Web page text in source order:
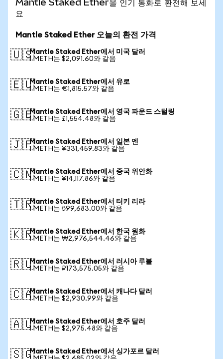
Mantle Staked Ether을 인기 통화로 환전해 보세
요
Mantle Staked Ether 오늘의 환전 가격
🇺🇸Mantle Staked Ether에서 미국 달러
1 METH는 $2,091.60와 같음
🇪🇺Mantle Staked Ether에서 유로
1 METH는 €1,815.57와 같음
🇬🇧Mantle Staked Ether에서 영국 파운드 스털링
1 METH는 £1,554.48와 같음
🇯🇵Mantle Staked Ether에서 일본 엔
1 METH는 ¥331,459.83와 같음
🇨🇳Mantle Staked Ether에서 중국 위안화
1 METH는 ¥14,117.86와 같음
🇹🇷Mantle Staked Ether에서 터키 리라
1 METH는 ₺99,683.00와 같음
🇰🇷Mantle Staked Ether에서 한국 원화
1 METH는 ₩2,976,544.46와 같음
🇷🇺Mantle Staked Ether에서 러시아 루블
1 METH는 ₽173,575.05와 같음
🇨🇦Mantle Staked Ether에서 캐나다 달러
1 METH는 $2,930.99와 같음
🇦🇺Mantle Staked Ether에서 호주 달러
1 METH는 $2,975.48와 같음
🇸🇬Mantle Staked Ether에서 싱가포르 달러